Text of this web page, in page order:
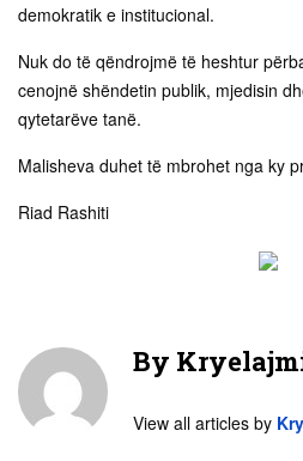
demokratik e institucional.
Nuk do të qëndrojmë të heshtur
cenojnë shëndetin publik, mjedisin
qytetarëve tanë.
Malisheva duhet të mbrohet nga ky
Riad Rashiti
By
View all articles by